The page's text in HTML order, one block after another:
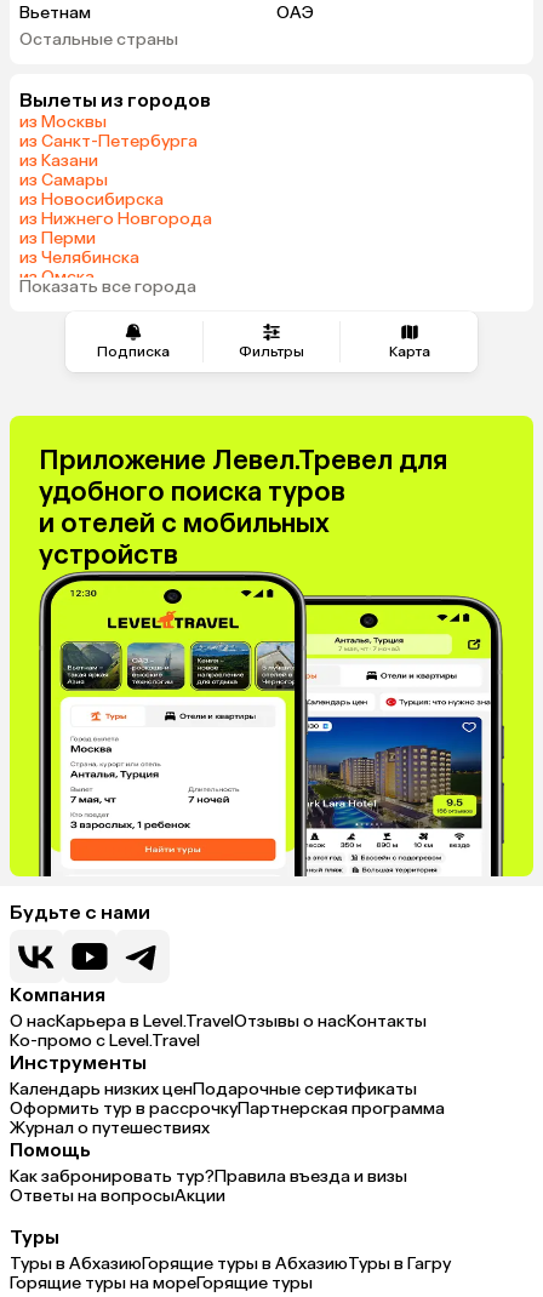
Подписка Фильтры Карта
Вьетнам
ОАЭ
Мальдивы
Саудовская Аравия
Остальные страны
Вылеты из городов
из Москвы
из Санкт-Петербурга
из Казани
из Самары
из Новосибирска
из Нижнего Новгорода
из Перми
из Челябинска
из Омска
из Красноярска
Показать все города
Приложение Левел.Тревел для
удобного поиска туров
и отелей с мобильных
устройств
Будьте с нами
Компания
О насКарьера в Level.TravelОтзывы о насКонтакты
Ко-промо с Level.Travel
Инструменты
Календарь низких ценПодарочные сертификаты
Оформить тур в рассрочкуПартнерская программа
Журнал о путешествиях
Помощь
Как забронировать тур?Правила въезда и визы
Ответы на вопросыАкции
Туры
Туры в АбхазиюГорящие туры в АбхазиюТуры в Гагру
Горящие туры на мореГорящие туры